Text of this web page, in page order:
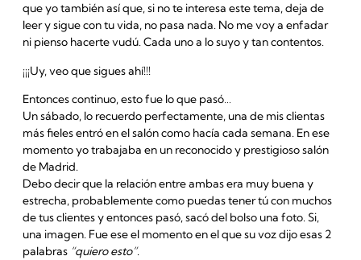
que yo también así que, si no te interesa este tema, deja de
leer y sigue con tu vida, no pasa nada. No me voy a enfadar
ni pienso hacerte vudú. Cada uno a lo suyo y tan contentos.
¡¡¡Uy, veo que sigues ahí!!!
Entonces continuo, esto fue lo que pasó…
Un sábado, lo recuerdo perfectamente, una de mis clientas
más fieles entró en el salón como hacía cada semana. En ese
momento yo trabajaba en un reconocido y prestigioso salón
de Madrid.
Debo decir que la relación entre ambas era muy buena y
estrecha, probablemente como puedas tener tú con muchos
de tus clientes y entonces pasó, sacó del bolso una foto. Si,
una imagen. Fue ese el momento en el que su voz dijo esas 2
palabras “quiero esto”.